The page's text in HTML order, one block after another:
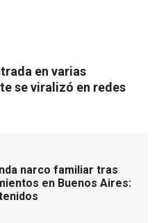
en varias
se viralizó en redes
narco familiar tras
en Buenos Aires: